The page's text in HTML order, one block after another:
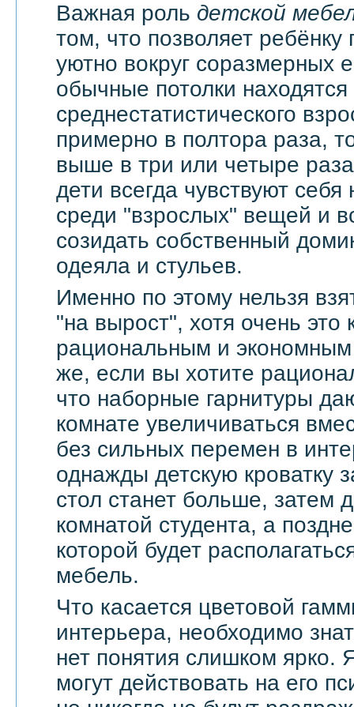
Важная роль детской
том, что позволяет ребёнку
уютно вокруг соразмерных
обычные потолки
среднестатистического
примерно в полтора раза,
выше в три или четыре
дети всегда чувствуют
среди "взрослых" вещей и
созидать собственный
одеяла и стульев.
Именно по этому нельзя
"на вырост", хотя очень это
рациональным и экономным
же, если вы хотите
что наборные гарнитуры
комнате увеличиваться
без сильных перемен в
однажды детскую кроватку
стол станет больше, затем
комнатой студента, а
которой будет
мебель.
Что касается цветовой
интерьера, необходимо
нет понятия слишком ярко.
могут действовать на его